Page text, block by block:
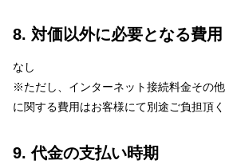
8. 対価以外に必要となる費用
なし
※ただし、インターネット接続料金その
に関する費用はお客様にて別途ご負担頂く
9. 代金の支払い時期